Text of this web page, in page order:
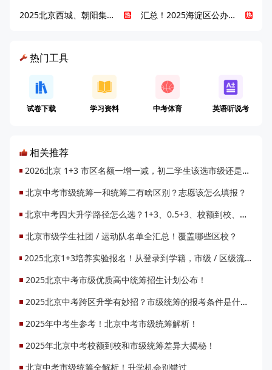
2025北京西城、朝阳集团校直升新动态
汇总！2025海淀区公办高中校情全解
热门工具
试卷下载 学习资料 中考体育 英语听说考
相关推荐
2026北京 1+3 市区名额一增一减，初二学生该选市级还是区级通道？
北京中考市级统筹一和统筹二有啥区别？志愿该怎么填报？
北京中考四大升学路径怎么选？1+3、0.5+3、校额到校、市级统筹都是什么？
北京市级学生社团 / 运动队名单全汇总！覆盖哪些区校？
2025北京1+3培养实验报名！从登录到学籍，市级 / 区级流程 + 材料清单一次性说清楚
2025北京中考市级优质高中统筹招生计划公布！
2025北京中考跨区升学有妙招？市级统筹的报考条件是什么？
2025年中考生参考！北京中考市级统筹解析！
2025年北京中考校额到校和市级统筹差异大揭秘！
北京中考市级统筹全解析！升学机会别错过